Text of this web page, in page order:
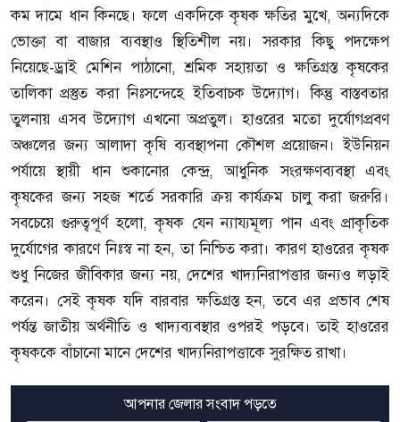
কম দামে ধান কিনছে। ফলে একদিকে কৃষক ক্ষতির মুখে, অন্যদিকে
ভোক্তা বা বাজার ব্যবস্থাও স্থিতিশীল নয়। সরকার কিছু পদক্ষেপ
নিয়েছে-ড্রাই মেশিন পাঠানো, শ্রমিক সহায়তা ও ক্ষতিগ্রস্ত কৃষকের
তালিকা প্রস্তুত করা নিঃসন্দেহে ইতিবাচক উদ্যোগ। কিন্তু বাস্তবতার
তুলনায় এসব উদ্যোগ এখনো অপ্রতুল। হাওরের মতো দুর্যোগপ্রবণ
অঞ্চলের জন্য আলাদা কৃষি ব্যবস্থাপনা কৌশল প্রয়োজন। ইউনিয়ন
পর্যায়ে স্থায়ী ধান শুকানোর কেন্দ্র, আধুনিক সংরক্ষণব্যবস্থা এবং
কৃষকের জন্য সহজ শর্তে সরকারি ক্রয় কার্যক্রম চালু করা জরুরি।
সবচেয়ে গুরুত্বপূর্ণ হলো, কৃষক যেন ন্যায্যমূল্য পান এবং প্রাকৃতিক
দুর্যোগের কারণে নিঃস্ব না হন, তা নিশ্চিত করা। কারণ হাওরের কৃষক
শুধু নিজের জীবিকার জন্য নয়, দেশের খাদ্যনিরাপত্তার জন্যও লড়াই
করেন। সেই কৃষক যদি বারবার ক্ষতিগ্রস্ত হন, তবে এর প্রভাব শেষ
পর্যন্ত জাতীয় অর্থনীতি ও খাদ্যব্যবস্থার ওপরই পড়বে। তাই হাওরের
কৃষককে বাঁচানো মানে দেশের খাদ্যনিরাপত্তাকে সুরক্ষিত রাখা।
আপনার জেলার সংবাদ পড়তে